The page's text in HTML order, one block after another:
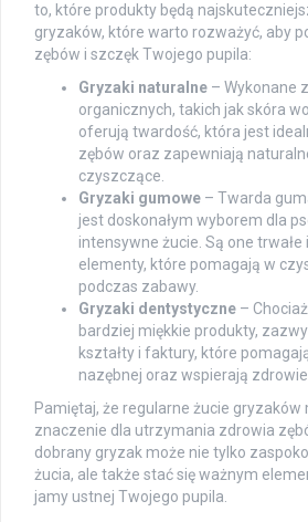
to, które produkty będą
gryzaków, które warto rozważyć, aby
zębów i szczęk Twojego pupila:
Gryzaki naturalne – Wykonane
organicznych, takich jak skóra
oferują twardość, która jest
zębów oraz zapewniają
czyszczące.
Gryzaki gumowe – Twarda
jest doskonałym wyborem dla
intensywne żucie. Są one
elementy, które pomagają w
podczas zabawy.
Gryzaki dentystyczne –
bardziej miękkie produkty,
kształty i faktury, które
nazębnej oraz wspierają
Pamiętaj, że regularne żucie gryzaków
znaczenie dla utrzymania zdrowia
dobrany gryzak może nie tylko
żucia, ale także stać się ważnym
jamy ustnej Twojego pupila.